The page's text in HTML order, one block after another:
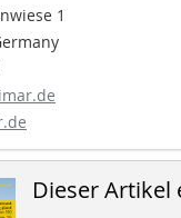
1
Dieser Artikel